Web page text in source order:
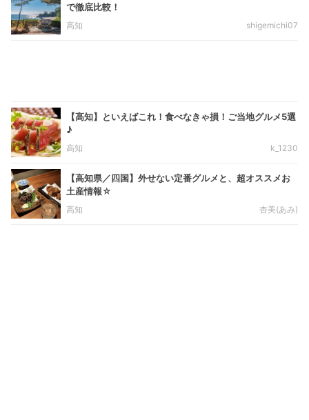
で徹底比較！
高知 shigemichi07
【高知】といえばこれ！食べなきゃ損！ご当地グルメ5選
♪
高知 k_1230
【高知県／四国】外せない定番グルメと、超オススメお
土産情報☆
高知 杏美(あみ)